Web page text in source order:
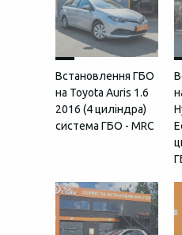
Встановлення ГБО
на Toyota Auris 1.6
2016 (4 циліндра)
система ГБО - MRC